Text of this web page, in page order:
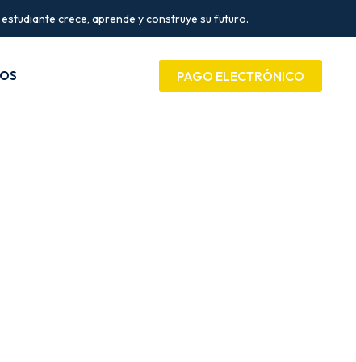
crece, aprende y construye su futuro.
PAGO ELECTRÓNICO